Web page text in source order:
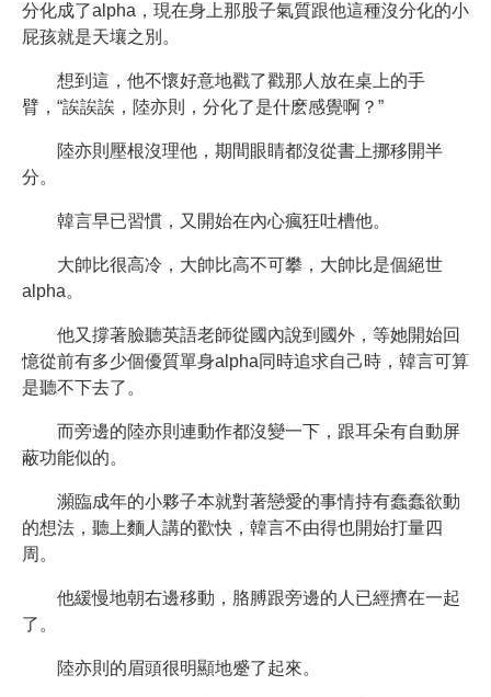
分化成了alpha，現在身上那股子氣質跟他這種沒分化的小
屁孩就是天壤之別。
想到這，他不懷好意地戳了戳那人放在桌上的手
臂，“誒誒誒，陸亦則，分化了是什麽感覺啊？”
陸亦則壓根沒理他，期間眼睛都沒從書上挪移開半
分。
韓言早已習慣，又開始在內心瘋狂吐槽他。
大帥比很高冷，大帥比高不可攀，大帥比是個絕世
alpha。
他又撐著臉聽英語老師從國內說到國外，等她開始回
憶從前有多少個優質單身alpha同時追求自己時，韓言可算
是聽不下去了。
而旁邊的陸亦則連動作都沒變一下，跟耳朵有自動屏
蔽功能似的。
瀕臨成年的小夥子本就對著戀愛的事情持有蠢蠢欲動
的想法，聽上麵人講的歡快，韓言不由得也開始打量四
周。
他緩慢地朝右邊移動，胳膊跟旁邊的人已經擠在一起
了。
陸亦則的眉頭很明顯地蹙了起來。